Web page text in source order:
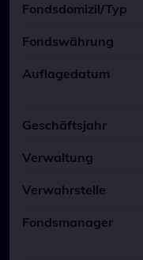
Fondsdomizil/Typ
Fondswährung
Auflagedatum
Geschäftsjahr
Verwaltung
Verwahrstelle
Fondsmanager